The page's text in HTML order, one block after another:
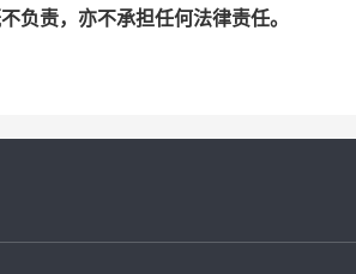
负责，亦不承担任何法律责任。